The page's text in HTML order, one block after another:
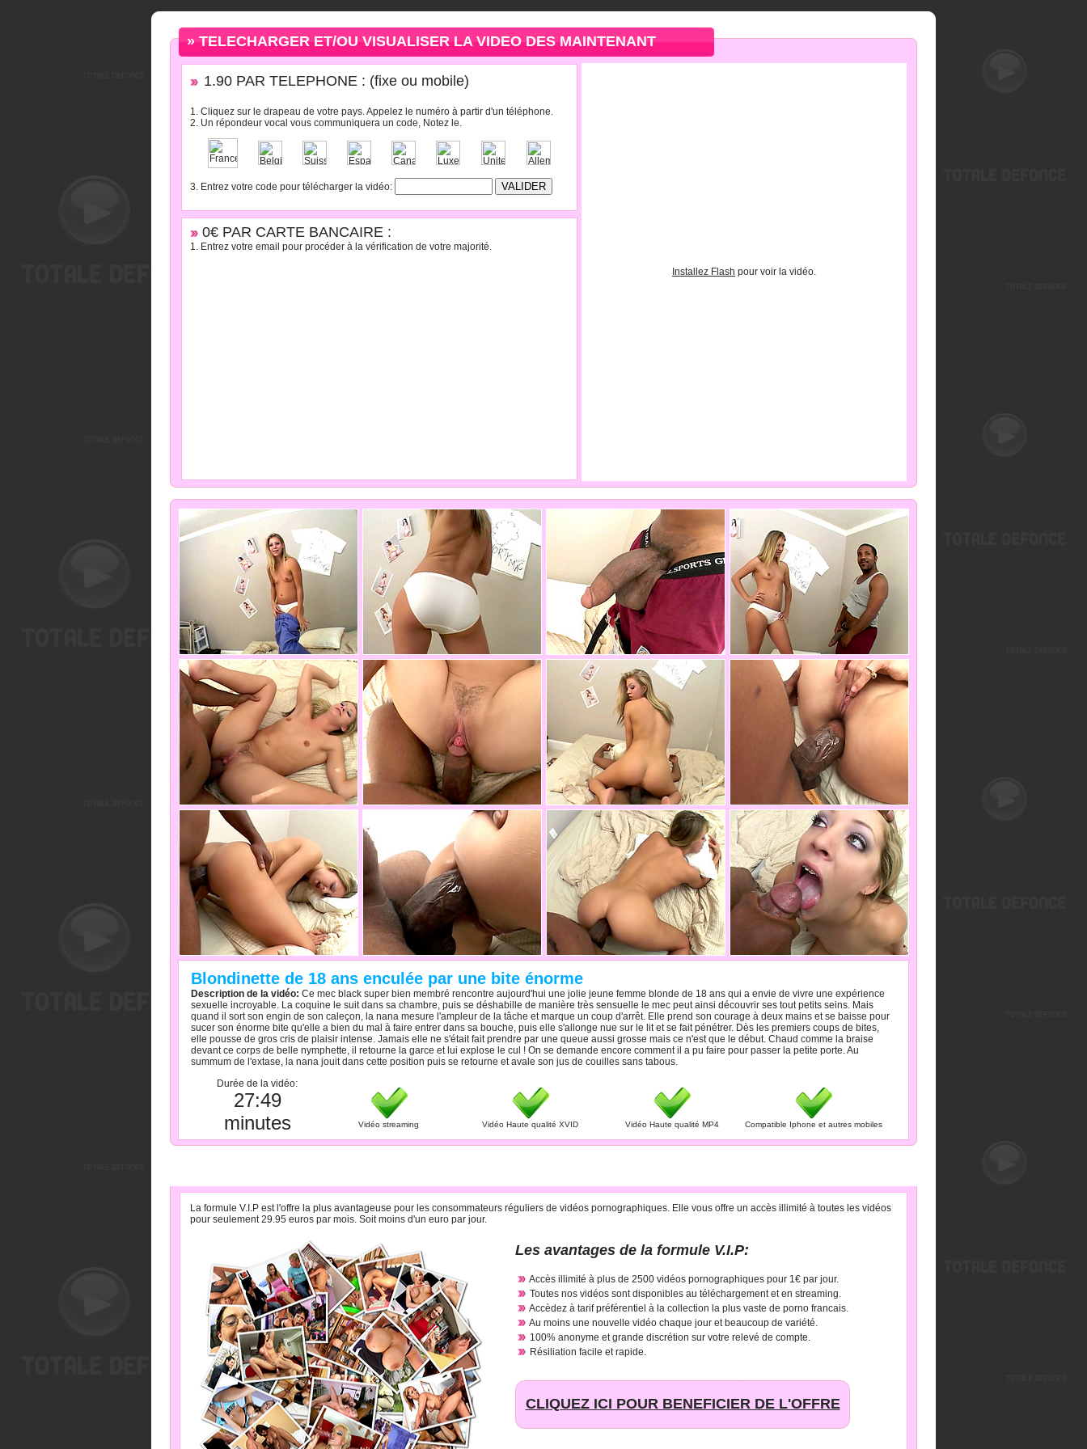
» TELECHARGER ET/OU VISUALISER LA VIDEO DES MAINTENANT
1.90 PAR TELEPHONE : (fixe ou mobile)
1. Cliquez sur le drapeau de votre pays. Appelez le numéro à partir d'un téléphone.
2. Un répondeur vocal vous communiquera un code, Notez le.
3. Entrez votre code pour télécharger la vidéo:
0€ PAR CARTE BANCAIRE :
1. Entrez votre email pour procéder à la vérification de votre majorité.
Installez Flash pour voir la vidéo.
Blondinette de 18 ans enculée par une bite énorme
Description de la vidéo: Ce mec black super bien membré rencontre aujourd'hui une jolie jeune femme blonde de 18 ans qui a envie de vivre une expérience
sexuelle incroyable. La coquine le suit dans sa chambre, puis se déshabille de manière très sensuelle le mec peut ainsi découvrir ses tout petits seins. Mais
quand il sort son engin de son caleçon, la nana mesure l'ampleur de la tâche et marque un coup d'arrêt. Elle prend son courage à deux mains et se baisse pour
sucer son énorme bite qu'elle a bien du mal à faire entrer dans sa bouche, puis elle s'allonge nue sur le lit et se fait pénétrer. Dès les premiers coups de bites,
elle pousse de gros cris de plaisir intense. Jamais elle ne s'était fait prendre par une queue aussi grosse mais ce n'est que le début. Chaud comme la braise
devant ce corps de belle nymphette, il retourne la garce et lui explose le cul ! On se demande encore comment il a pu faire pour passer la petite porte. Au
summum de l'extase, la nana jouit dans cette position puis se retourne et avale son jus de couilles sans tabous.
Durée de la vidéo:
27:49
minutes
Vidéo streaming Vidéo Haute qualité XVID Vidéo Haute qualité MP4 Compatible Iphone et autres mobiles
La formule V.I.P est l'offre la plus avantageuse pour les consommateurs réguliers de vidéos pornographiques. Elle vous offre un accès illimité à toutes les vidéos
pour seulement 29.95 euros par mois. Soit moins d'un euro par jour.
Les avantages de la formule V.I.P:
Accès illimité à plus de 2500 vidéos pornographiques pour 1€ par jour.
Toutes nos vidéos sont disponibles au téléchargement et en streaming.
Accèdez à tarif préférentiel à la collection la plus vaste de porno francais.
Au moins une nouvelle vidéo chaque jour et beaucoup de variété.
100% anonyme et grande discrétion sur votre relevé de compte.
Résiliation facile et rapide.
CLIQUEZ ICI POUR BENEFICIER DE L'OFFRE